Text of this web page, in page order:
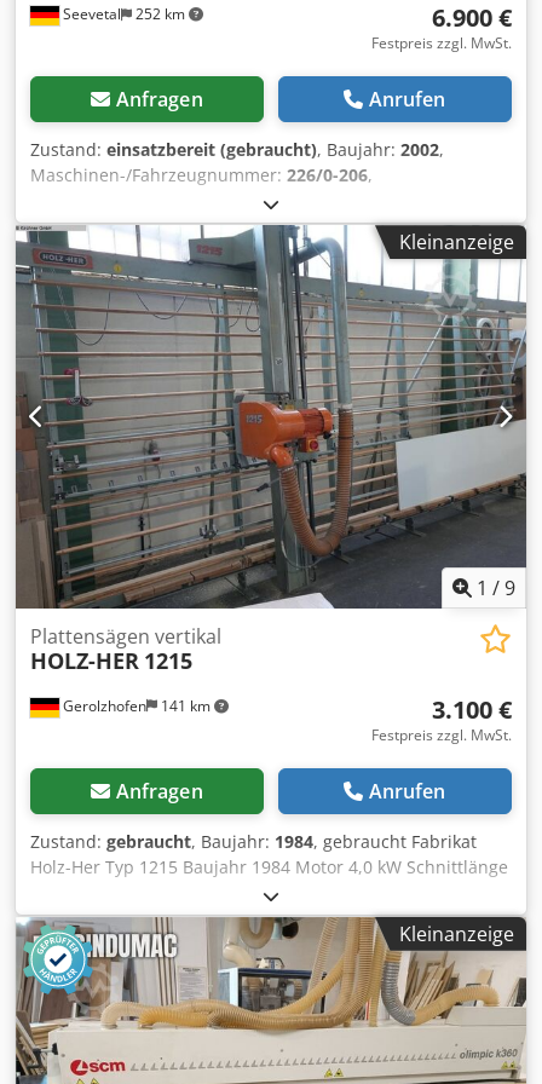
Seevetal 252 km 6.900 €
Festpreis zzgl. MwSt.
Anfragen Anrufen
Zustand: einsatzbereit (gebraucht), Baujahr: 2002,
Maschinen-/Fahrzeugnummer: 226/0-206,
max.Schnittänge 4.300 mm, max. Schnitthöhe (vertikal)
2.100 mm, max. Schnitthöhe (horizontal) 2.010 mm, max.
Schnitttiefe 60 mm Motor 4 kW max. Kreissägeblatt D = 250
mm, Absaugstutzen D = 120 + 100 mm max. Aufstellmaß
5.080 x 2.780 x 1.600 mm, Anlageleisten wurden erneuert !
--- ohne den Transport und ohne den Aufbau der
Maschine --- ab Standort Seevetal wie besichtigt,
Zwischenverkauf vorbehalten Dedswgm Ihspfx Agpekr
Kleinanzeige
1 /9
Gerolzhofen 141 km
Plattensägen vertikal
HOLZ-HER 1215
3.100 €
Festpreis zzgl. MwSt.
Anfragen Anrufen
Zustand: gebraucht, Baujahr: 1984, gebraucht Fabrikat
Holz-Her Typ 1215 Baujahr 1984 Motor 4,0 kW Schnittlänge
ca. 5300 mm Schnitthöhe ca. 2200 mm Dksdpfx Aovwgi
Isgper Mittelauflage Sägeblattdurchmesser ca. 300 mm,
Schnitttiefe 80 mm freistehend Lattenrost abrückend
Lagerort 97447 Gerolzhofen, frei verladen, unverpackt
Übergabe im Istzustand wie besichtigt, ohne Garantie und
Gewährleistung
Kleinanzeige